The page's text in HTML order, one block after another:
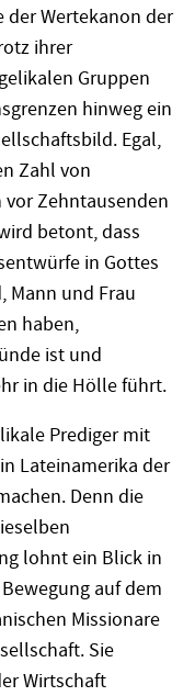
der Wertekanon der
ihrer
Gruppen
hinweg ein
Egal,
Zahl von
Zehntausenden
betont, dass
in Gottes
Mann und Frau
haben,
ist und
in die Hölle führt.
Prediger mit
Lateinamerika der
Denn die
lohnt ein Blick in
auf dem
Missionare
Sie
Wirtschaft